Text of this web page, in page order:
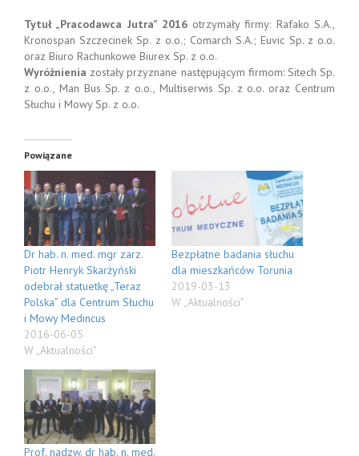
Tytuł „Pracodawca Jutra” 2016otrzymały firmy: Rafako S.A.,
Kronospan Szczecinek Sp. z o.o.; Comarch S.A.; Euvic Sp. z o.o.
oraz Biuro Rachunkowe Biurex Sp. z o.o.
Wyróżnienia zostały przyznane następującym firmom: Sitech Sp.
z o.o., Man Bus Sp. z o.o., Multiserwis Sp. z o.o. oraz Centrum
Słuchu i Mowy Sp. z o.o.
Powiązane
Dr hab. n. med. mgr zarz.
Piotr Henryk Skarżyński
odebrał statuetkę „Teraz
Polska” dla Centrum Słuchu
i Mowy Medincus
2016-06-05
W „Aktualności"
Bezpłatne badania słuchu
dla mieszkańców Torunia
2019-03-13
W „Aktualności"
Prof. nadzw. dr hab. n. med.